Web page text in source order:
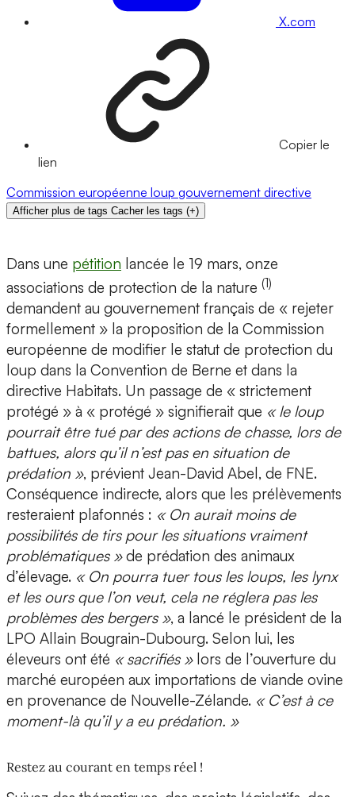
X.com
Copier le
lien
Commission européenne loup gouvernement directive
Afficher plus de tags Cacher les tags (+)
Dans une pétition lancée le 19 mars, onze
associations de protection de la nature (1)
demandent au gouvernement français de « rejeter
formellement » la proposition de la Commission
européenne de modifier le statut de protection du
loup dans la Convention de Berne et dans la
directive Habitats. Un passage de « strictement
protégé » à « protégé » signifierait que « le loup
pourrait être tué par des actions de chasse, lors de
battues, alors qu’il n’est pas en situation de
prédation », prévient Jean-David Abel, de FNE.
Conséquence indirecte, alors que les prélèvements
resteraient plafonnés : « On aurait moins de
possibilités de tirs pour les situations vraiment
problématiques »de prédation des animaux
d’élevage. « On pourra tuer tous les loups, les lynx
et les ours que l’on veut, cela ne réglera pas les
problèmes des bergers », a lancé le président de la
LPO Allain Bougrain-Dubourg. Selon lui, les
éleveurs ont été « sacrifiés » lors de l’ouverture du
marché européen aux importations de viande ovine
en provenance de Nouvelle-Zélande. « C’est à ce
moment-là qu’il y a eu prédation. »
Restez au courant en temps réel !